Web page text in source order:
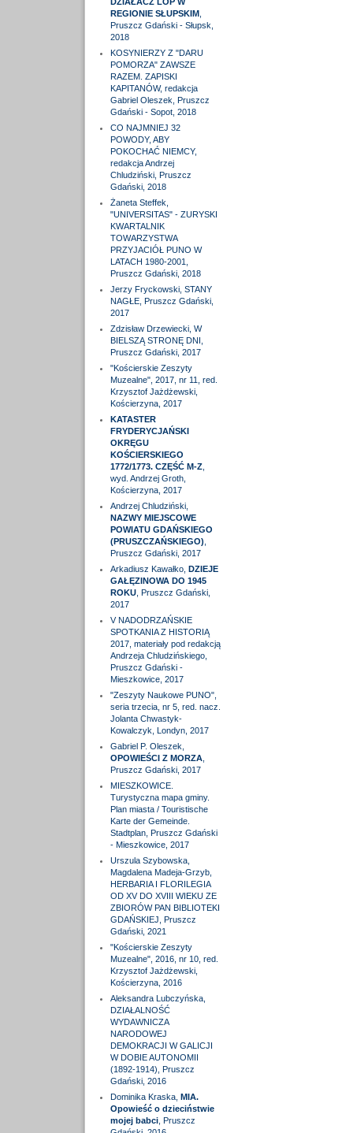
REGIONIE SŁUPSKIM,
Pruszcz Gdański - Słupsk,
2018
KOSYNIERZY Z "DARU
POMORZA" ZAWSZE
RAZEM. ZAPISKI
KAPITANÓW, redakcja
Gabriel Oleszek, Pruszcz
Gdański - Sopot, 2018
CO NAJMNIEJ 32
POWODY, ABY
POKOCHAĆ NIEMCY,
redakcja Andrzej
Chludziński, Pruszcz
Gdański, 2018
Żaneta Steffek,
"UNIVERSITAS" - ZURYSKI
KWARTALNIK
TOWARZYSTWA
PRZYJACIÓŁ PUNO W
LATACH 1980-2001,
Pruszcz Gdański, 2018
Jerzy Fryckowski, STANY
NAGŁE, Pruszcz Gdański,
2017
Zdzisław Drzewiecki, W
BIELSZĄ STRONĘ DNI,
Pruszcz Gdański, 2017
"Kościerskie Zeszyty
Muzealne", 2017, nr 11, red.
Krzysztof Jażdżewski,
Kościerzyna, 2017
KATASTER
FRYDERYCJAŃSKI
OKRĘGU
KOŚCIERSKIEGO
1772/1773. CZĘŚĆ M-Z,
wyd. Andrzej Groth,
Kościerzyna, 2017
Andrzej Chludziński,
NAZWY MIEJSCOWE
POWIATU GDAŃSKIEGO
(PRUSZCZAŃSKIEGO)
Pruszcz Gdański, 2017
Arkadiusz Kawałko, DZIEJE
GAŁĘZINOWA DO 1945
ROKU, Pruszcz Gdański,
2017
V NADODRZAŃSKIE
SPOTKANIA Z HISTORIĄ
2017, materiały pod redakcją
Andrzeja Chludzińskiego,
Pruszcz Gdański -
Mieszkowice, 2017
"Zeszyty Naukowe PUNO",
seria trzecia, nr 5, red. nacz.
Jolanta Chwastyk-
Kowalczyk, Londyn, 2017
Gabriel P. Oleszek,
OPOWIEŚCI Z MORZA,
Pruszcz Gdański, 2017
MIESZKOWICE.
Turystyczna mapa gminy.
Plan miasta / Touristische
Karte der Gemeinde.
Stadtplan, Pruszcz Gdański
- Mieszkowice, 2017
Urszula Szybowska,
Magdalena Madeja-Grzyb,
HERBARIA I FLORILEGIA
OD XV DO XVIII WIEKU ZE
ZBIORÓW PAN BIBLIOTEKI
GDAŃSKIEJ, Pruszcz
Gdański, 2021
"Kościerskie Zeszyty
Muzealne", 2016, nr 10, red.
Krzysztof Jażdżewski,
Kościerzyna, 2016
Aleksandra Lubczyńska,
DZIAŁALNOŚĆ
WYDAWNICZA
NARODOWEJ
DEMOKRACJI W GALICJI
W DOBIE AUTONOMII
(1892-1914), Pruszcz
Gdański, 2016
Dominika Kraska, MIA.
Opowieść o dzieciństwie
mojej babci, Pruszcz